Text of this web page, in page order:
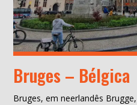
Bruges – Bélgica
Bruges, em neerlandês